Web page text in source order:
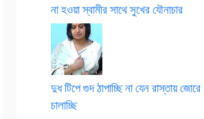
না হওয়া স্বামীর সাথে সুখের যৌনাচার
দুধ টিপে গুদ ঠাপাচ্ছি না যেন রাস্তায় জোরে
চালাচ্ছি